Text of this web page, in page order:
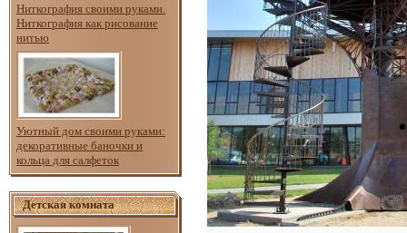
Ниткография своими руками.
Ниткография как рисование
нитью
Уютный дом своими руками:
декоративные баночки и
кольца для салфеток
Детская комната